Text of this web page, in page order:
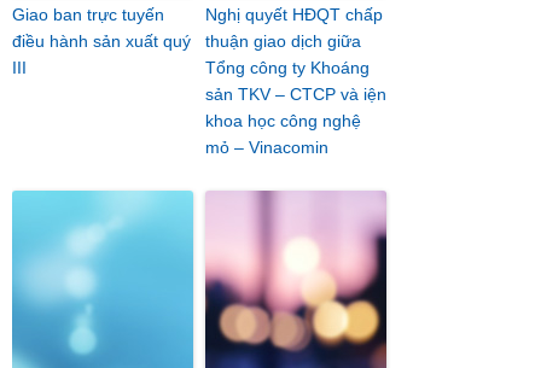
Giao ban trực tuyến
điều hành sản xuất quý
III
Nghị quyết HĐQT chấp
thuận giao dịch giữa
Tổng công ty Khoáng
sản TKV – CTCP và iện
khoa học công nghệ
mỏ – Vinacomin